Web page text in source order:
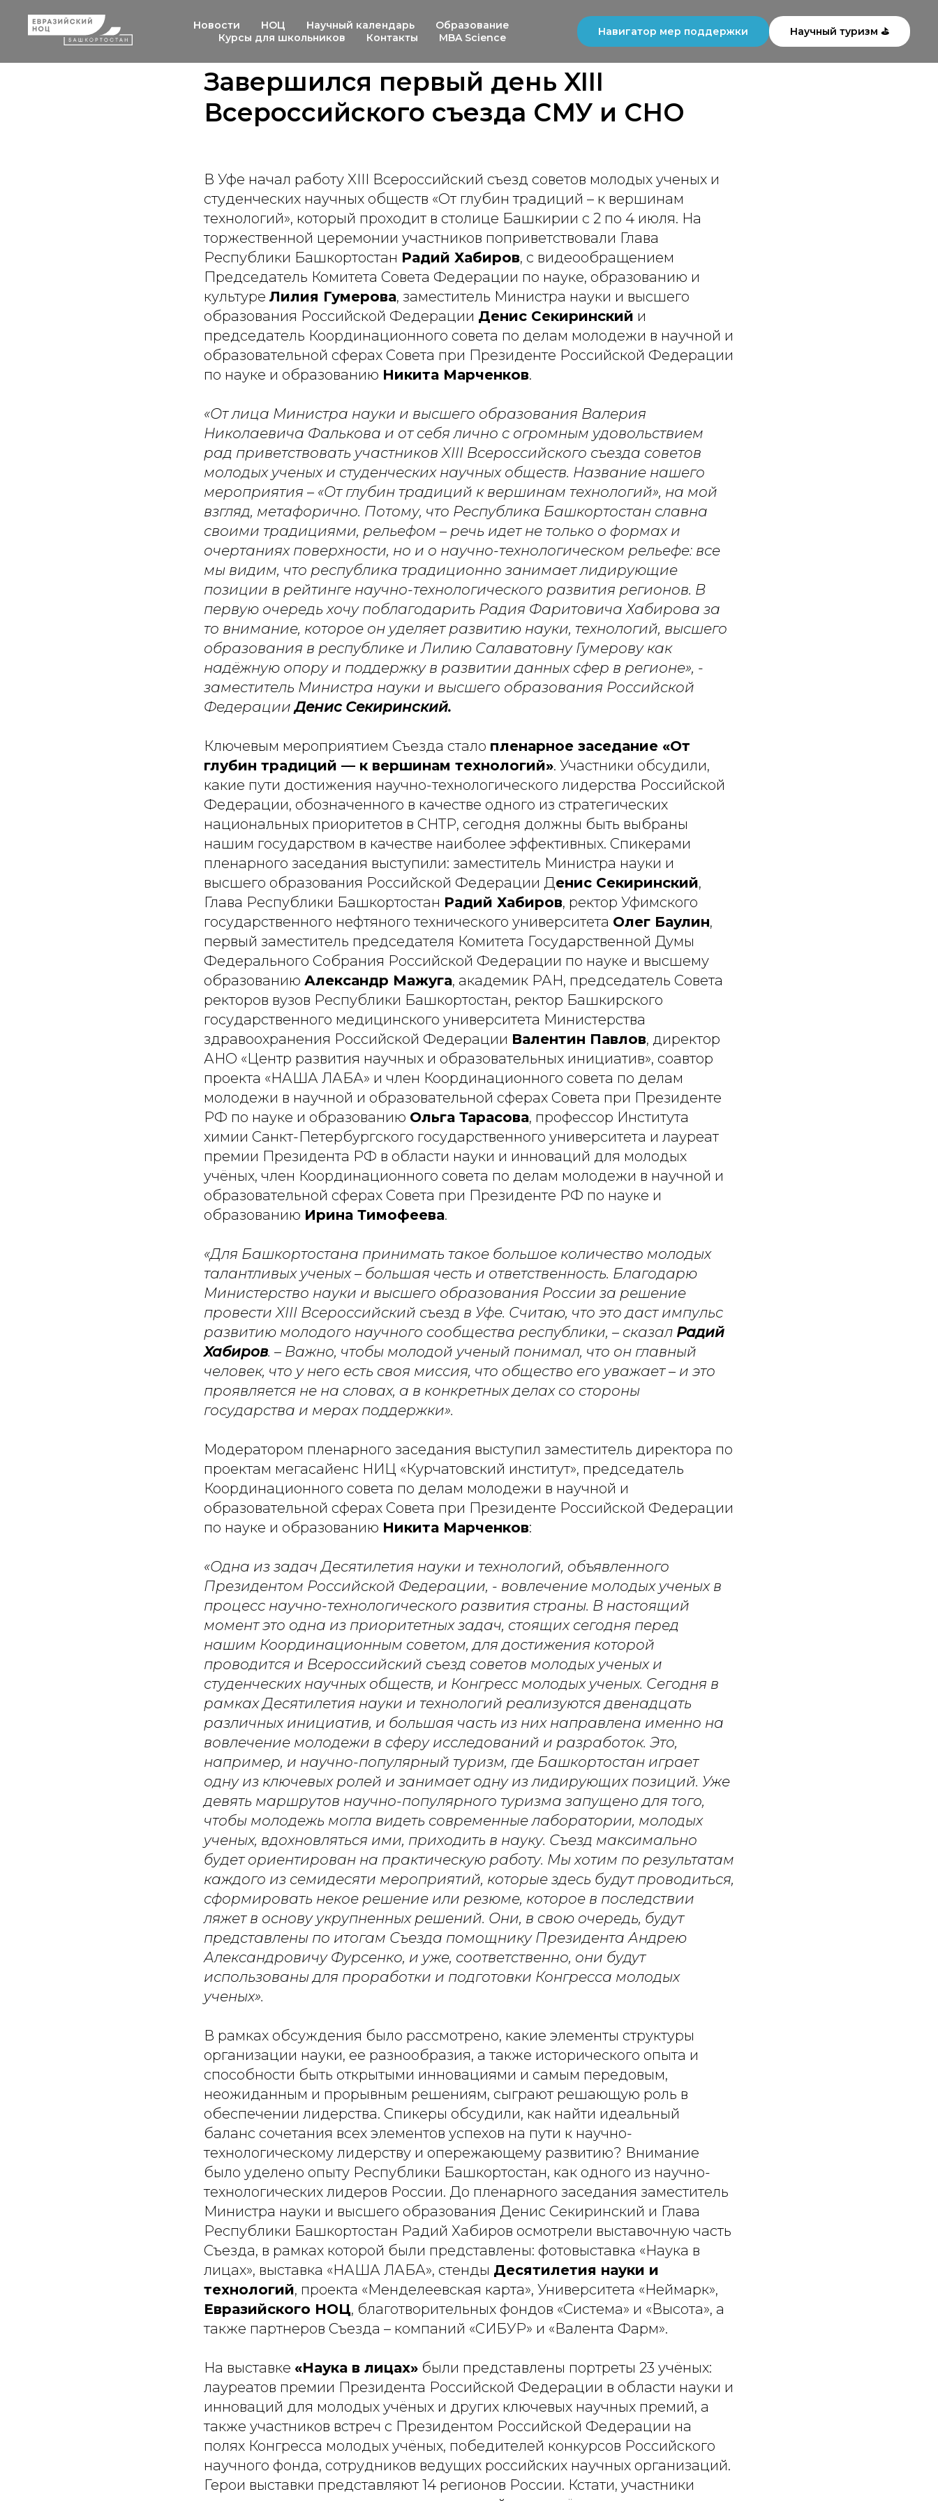
Новости НОЦ Научный календарь
Образование
Курсы для школьников
Контакты MBA Science
Навигатор мер поддержки Научный туризм ⛳
Завершился первый день XIII
Всероссийского съезда СМУ и СНО
В Уфе начал работу XIII Всероссийский съезд советов молодых ученых и
студенческих научных обществ «От глубин традиций – к вершинам
технологий», который проходит в столице Башкирии с 2 по 4 июля. На
торжественной церемонии участников поприветствовали Глава
Республики Башкортостан Радий Хабиров, с видеообращением
Председатель Комитета Совета Федерации по науке, образованию и
культуре Лилия Гумерова, заместитель Министра науки и высшего
образования Российской Федерации Денис Секиринский и
председатель Координационного совета по делам молодежи в научной и
образовательной сферах Совета при Президенте Российской Федерации
по науке и образованию Никита Марченков.
«От лица Министра науки и высшего образования Валерия
Николаевича Фалькова и от себя лично с огромным удовольствием
рад приветствовать участников XIII Всероссийского съезда советов
молодых ученых и студенческих научных обществ. Название нашего
мероприятия – «От глубин традиций к вершинам технологий», на мой
взгляд, метафорично. Потому, что Республика Башкортостан славна
своими традициями, рельефом – речь идет не только о формах и
очертаниях поверхности, но и о научно-технологическом рельефе: все
мы видим, что республика традиционно занимает лидирующие
позиции в рейтинге научно-технологического развития регионов. В
первую очередь хочу поблагодарить Радия Фаритовича Хабирова за
то внимание, которое он уделяет развитию науки, технологий, высшего
образования в республике и Лилию Салаватовну Гумерову как
надёжную опору и поддержку в развитии данных сфер в регионе», -
заместитель Министра науки и высшего образования Российской
ФедерацииДенис Секиринский.
Ключевым мероприятием Съезда стало пленарное заседание «От
глубин традиций — к вершинам технологий». Участники обсудили,
какие пути достижения научно-технологического лидерства Российской
Федерации, обозначенного в качестве одного из стратегических
национальных приоритетов в СНТР, сегодня должны быть выбраны
нашим государством в качестве наиболее эффективных. Спикерами
пленарного заседания выступили: заместитель Министра науки и
высшего образования Российской Федерации Денис Секиринский,
Глава Республики Башкортостан Радий Хабиров, ректор Уфимского
государственного нефтяного технического университета Олег Баулин,
первый заместитель председателя Комитета Государственной Думы
Федерального Собрания Российской Федерации по науке и высшему
образованию Александр Мажуга, академик РАН, председатель Совета
ректоров вузов Республики Башкортостан, ректор Башкирского
государственного медицинского университета Министерства
здравоохранения Российской Федерации Валентин Павлов, директор
АНО «Центр развития научных и образовательных инициатив», соавтор
проекта «НАША ЛАБА» и член Координационного совета по делам
молодежи в научной и образовательной сферах Совета при Президенте
РФ по науке и образованию Ольга Тарасова, профессор Института
химии Санкт-Петербургского государственного университета и лауреат
премии Президента РФ в области науки и инноваций для молодых
учёных, член Координационного совета по делам молодежи в научной и
образовательной сферах Совета при Президенте РФ по науке и
образованию Ирина Тимофеева.
«Для Башкортостана принимать такое большое количество молодых
талантливых ученых – большая честь и ответственность. Благодарю
Министерство науки и высшего образования России за решение
провести XIII Всероссийский съезд в Уфе. Считаю, что это даст импульс
развитию молодого научного сообщества республики, – сказал Радий
Хабиров. – Важно, чтобы молодой ученый понимал, что он главный
человек, что у него есть своя миссия, что общество его уважает – и это
проявляется не на словах, а в конкретных делах со стороны
государства и мерах поддержки».
Модератором пленарного заседания выступил заместитель директора по
проектам мегасайенс НИЦ «Курчатовский институт», председатель
Координационного совета по делам молодежи в научной и
образовательной сферах Совета при Президенте Российской Федерации
по науке и образованию Никита Марченков:
«Одна из задач Десятилетия науки и технологий, объявленного
Президентом Российской Федерации, - вовлечение молодых ученых в
процесс научно-технологического развития страны. В настоящий
момент это одна из приоритетных задач, стоящих сегодня перед
нашим Координационным советом, для достижения которой
проводится и Всероссийский съезд советов молодых ученых и
студенческих научных обществ, и Конгресс молодых ученых. Сегодня в
рамках Десятилетия науки и технологий реализуются двенадцать
различных инициатив, и большая часть из них направлена именно на
вовлечение молодежи в сферу исследований и разработок. Это,
например, и научно-популярный туризм, где Башкортостан играет
одну из ключевых ролей и занимает одну из лидирующих позиций. Уже
девять маршрутов научно-популярного туризма запущено для того,
чтобы молодежь могла видеть современные лаборатории, молодых
ученых, вдохновляться ими, приходить в науку. Съезд максимально
будет ориентирован на практическую работу. Мы хотим по результатам
каждого из семидесяти мероприятий, которые здесь будут проводиться,
сформировать некое решение или резюме, которое в последствии
ляжет в основу укрупненных решений. Они, в свою очередь, будут
представлены по итогам Съезда помощнику Президента Андрею
Александровичу Фурсенко, и уже, соответственно, они будут
использованы для проработки и подготовки Конгресса молодых
ученых».
В рамках обсуждения было рассмотрено, какие элементы структуры
организации науки, ее разнообразия, а также исторического опыта и
способности быть открытыми инновациями и самым передовым,
неожиданным и прорывным решениям, сыграют решающую роль в
обеспечении лидерства. Спикеры обсудили, как найти идеальный
баланс сочетания всех элементов успехов на пути к научно-
технологическому лидерству и опережающему развитию? Внимание
было уделено опыту Республики Башкортостан, как одного из научно-
технологических лидеров России. До пленарного заседания заместитель
Министра науки и высшего образования Денис Секиринский и Глава
Республики Башкортостан Радий Хабиров осмотрели выставочную часть
Съезда, в рамках которой были представлены: фотовыставка «Наука в
лицах», выставка «НАША ЛАБА», стенды Десятилетия науки и
технологий, проекта «Менделеевская карта», Университета «Неймарк»,
Евразийского НОЦ, благотворительных фондов «Система» и «Высота», а
также партнеров Съезда – компаний «СИБУР» и «Валента Фарм».
На выставке «Наука в лицах» были представлены портреты 23 учёных:
лауреатов премии Президента Российской Федерации в области науки и
инноваций для молодых учёных и других ключевых научных премий, а
также участников встреч с Президентом Российской Федерации на
полях Конгресса молодых учёных, победителей конкурсов Российского
научного фонда, сотрудников ведущих российских научных организаций.
Герои выставки представляют 14 регионов России. Кстати, участники